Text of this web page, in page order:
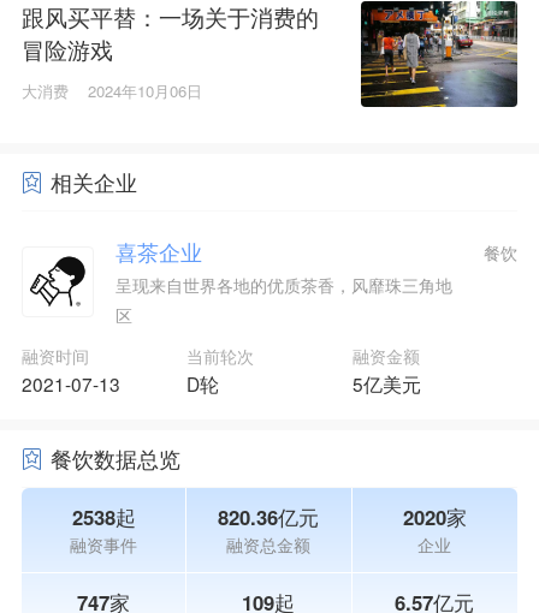
跟风买平替：一场关于消费的
冒险游戏
大消费 2024年10月06日
相关企业
喜茶企业
呈现来自世界各地的优质茶香，风靡珠三角地
区
餐饮
融资时间
2021-07-13
当前轮次
D轮
融资金额
5亿美元
餐饮数据总览
2538起
融资事件
820.36亿元
融资总金额
2020家
企业
747家 109起 6.57亿元